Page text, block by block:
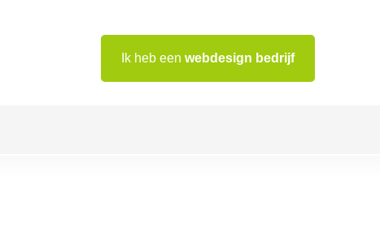
Ik heb een webdesign bedrijf